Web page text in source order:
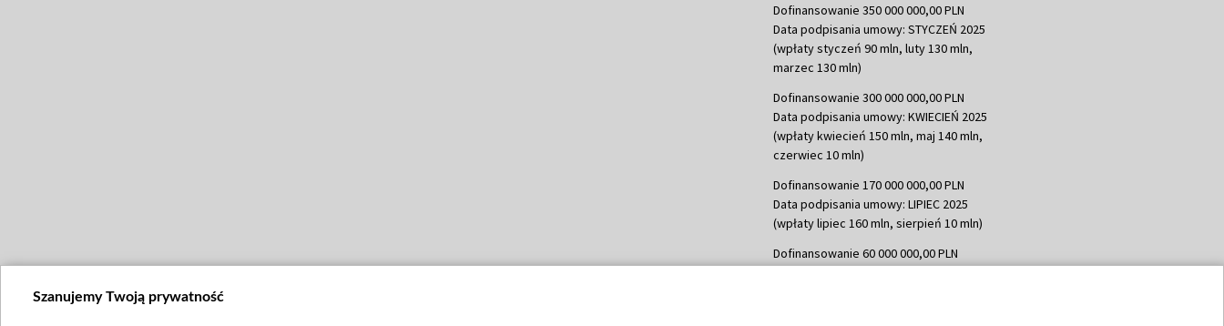
Dofinansowanie 350 000 000,00 PLN
Data podpisania umowy: STYCZEŃ 2025
(wpłaty styczeń 90 mln, luty 130 mln,
marzec 130 mln)
Dofinansowanie 300 000 000,00 PLN
Data podpisania umowy: KWIECIEŃ 2025
(wpłaty kwiecień 150 mln, maj 140 mln,
czerwiec 10 mln)
Dofinansowanie 170 000 000,00 PLN
Data podpisania umowy: LIPIEC 2025
(wpłaty lipiec 160 mln, sierpień 10 mln)
Dofinansowanie 60 000 000,00 PLN
Szanujemy Twoją prywatność